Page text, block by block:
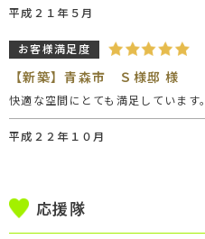
平成２１年５月
お客様満足度
【新築】青森市 Ｓ様邸 様
快適な空間にとても満足しています。
平成２２年１０月
応援隊